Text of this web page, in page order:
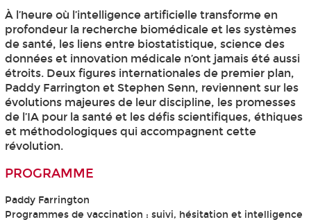
À l’heure où l’intelligence artificielle transforme en
profondeur la recherche biomédicale et les systèmes
de santé, les liens entre biostatistique, science des
données et innovation médicale n’ont jamais été aussi
étroits. Deux figures internationales de premier plan,
Paddy Farrington et Stephen Senn, reviennent sur les
évolutions majeures de leur discipline, les promesses
de l’IA pour la santé et les défis scientifiques, éthiques
et méthodologiques qui accompagnent cette
révolution.
PROGRAMME
Paddy Farrington
Programmes de vaccination : suivi, hésitation et intelligence